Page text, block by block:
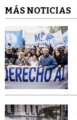
MÁS NOTICIAS